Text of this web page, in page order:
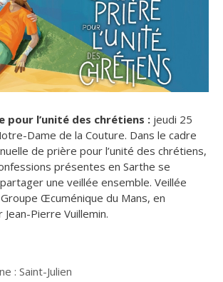
pour l’unité des chrétiens : jeudi 25
Dame de la Couture. Dans le cadre
de prière pour l’unité des chrétiens,
présentes en Sarthe se
une veillée ensemble. Veillée
Œcuménique du Mans, en
Pierre Vuillemin.
: Saint-Julien